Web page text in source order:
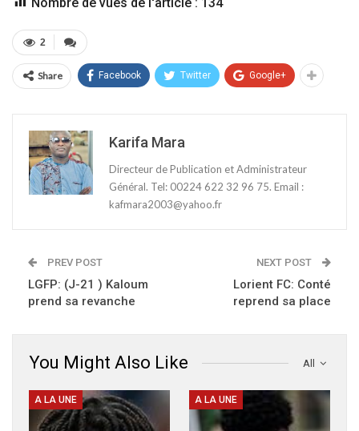
2
Share Facebook Twitter Google+
Karifa Mara
Directeur de Publication et Administrateur
Général. Tel: 00224 622 32 96 75. Email :
kafmara2003@yahoo.fr
PREV POST
LGFP: (J-21 ) Kaloum
prend sa revanche
NEXT POST
Lorient FC: Conté
reprend sa place
All
You Might Also Like
A LA UNE A LA UNE